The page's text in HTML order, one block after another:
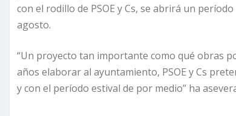
con el rodillo de PSOE y Cs, se abrirá un
agosto.
“Un proyecto tan importante como qué obras
años elaborar al ayuntamiento, PSOE y Cs
y con el período estival de por medio” ha